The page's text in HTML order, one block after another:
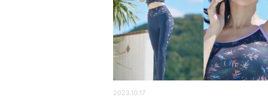
2023.10.17